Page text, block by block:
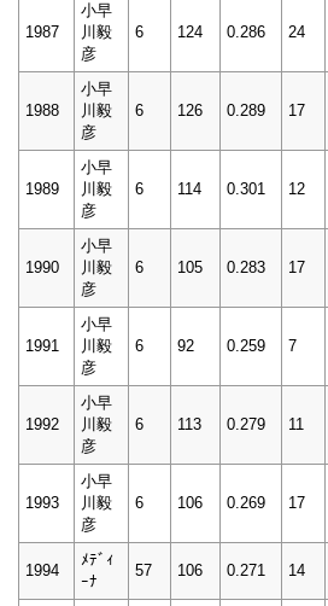
1987
小早
川毅
彦
6 124 0.286 24
1988
小早
川毅
彦
6 126 0.289 17
1989
小早
川毅
彦
6 114 0.301 12
1990
小早
川毅
彦
6 105 0.283 17
1991
小早
川毅
彦
6 92 0.259 7
1992
小早
川毅
彦
6 113 0.279 11
1993
小早
川毅
彦
6 106 0.269 17
1994
ﾒﾃﾞｨ
ｰﾅ
57 106 0.271 14